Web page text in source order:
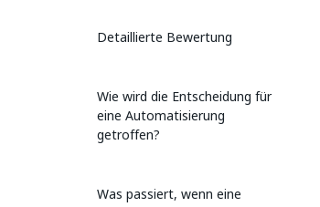
Detaillierte Bewertung
Wie wird die Entscheidung für
eine Automatisierung
getroffen?
Was passiert, wenn eine